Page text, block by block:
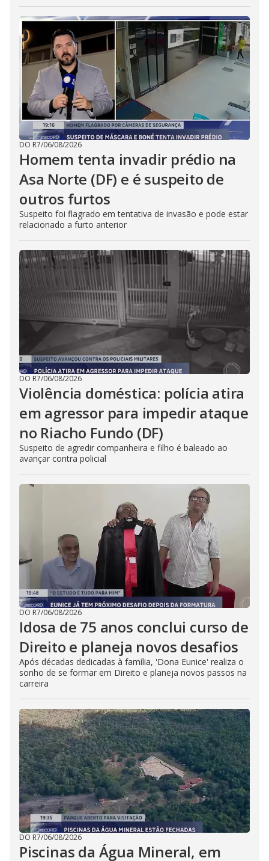
DO R7/06/08/2026
Homem tenta invadir prédio na
Asa Norte (DF) e é suspeito de
outros furtos
Suspeito foi flagrado em tentativa de invasão e pode estar
relacionado a furto anterior
DO R7/06/08/2026
Violência doméstica: polícia atira
em agressor para impedir ataque
no Riacho Fundo (DF)
Suspeito de agredir companheira e filho é baleado ao
avançar contra policial
DO R7/06/08/2026
Idosa de 75 anos conclui curso de
Direito e planeja novos desafios
Após décadas dedicadas à família, 'Dona Eunice' realiza o
sonho de se formar em Direito e planeja novos passos na
carreira
DO R7/06/08/2026
Piscinas da Água Mineral, em